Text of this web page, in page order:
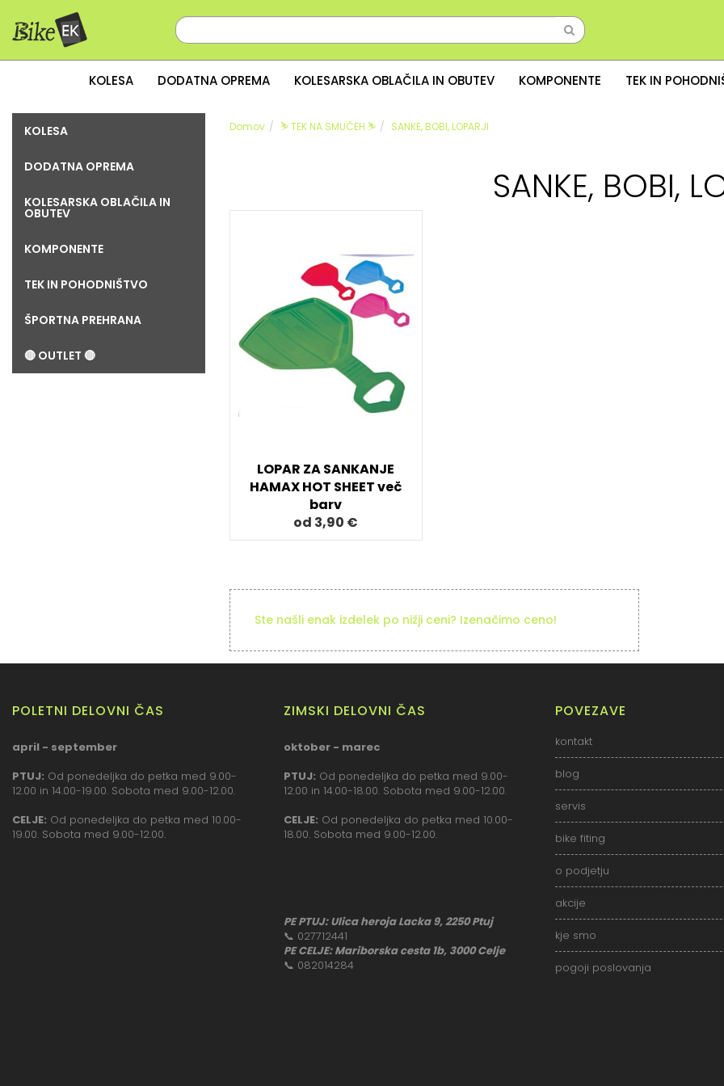
KOLESA DODATNA OPREMA KOLESARSKA OBLAČILA IN OBUTEV KOMPONENTE TEK IN
KOLESA
DODATNA OPREMA
KOLESARSKA OBLAČILA IN
OBUTEV
KOMPONENTE
TEK IN POHODNIŠTVO
ŠPORTNA PREHRANA
🔴 OUTLET 🔴
Domov ⛷️ TEK NA SMUČEH ⛷️ SANKE, BOBI, LOPARJI
SANKE, BOBI,
LOPAR ZA SANKANJE
HAMAX HOT SHEET več
barv
od 3,90 €
Ste našli enak izdelek po nižji ceni? Izenačimo ceno!
POLETNI DELOVNI ČAS
april - september
PTUJ: Od ponedeljka do petka med 9.00-
12.00 in 14.00-19.00. Sobota med 9.00-12.00.
CELJE: Od ponedeljka do petka med 10.00-
19.00. Sobota med 9.00-12.00.
ZIMSKI DELOVNI ČAS
oktober - marec
PTUJ: Od ponedeljka do petka med 9.00-
12.00 in 14.00-18.00. Sobota med 9.00-12.00.
CELJE: Od ponedeljka do petka med 10.00-
18.00. Sobota med 9.00-12.00.
PE PTUJ: Ulica heroja Lacka 9, 2250 Ptuj
📞 027712441
PE CELJE: Mariborska cesta 1b, 3000 Celje
📞 082014284
POVEZAVE
kontakt
blog
servis
bike fiting
o podjetju
akcije
kje smo
pogoji poslovanja